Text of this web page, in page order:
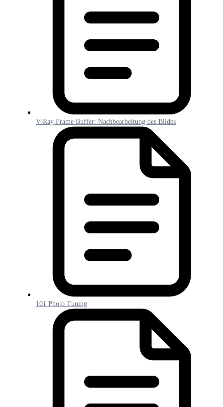
V-Ray Frame Buffer: Nachbearbeitung des Bildes
101 Photo Tuning